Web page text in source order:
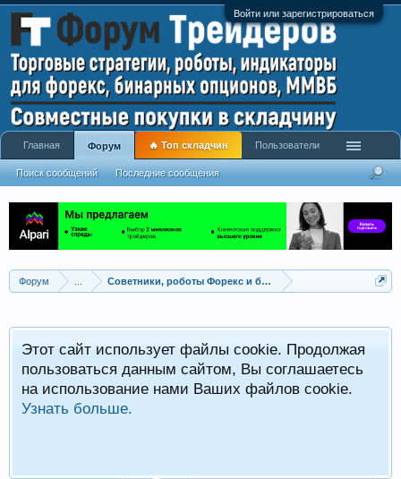
Войти или зарегистрироваться
Форум Советники, роботы Форекс и бинарных опционов
Этот сайт использует файлы cookie. Продолжая
пользоваться данным сайтом, Вы соглашаетесь
на использование нами Ваших файлов cookie.
Узнать больше.
Главная Форум
Поиск сообщений Последние сообщения
🔥 Топ складчин Пользователи